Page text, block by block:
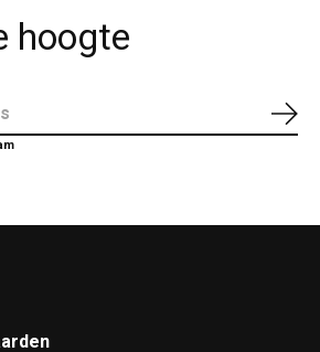
hoogte